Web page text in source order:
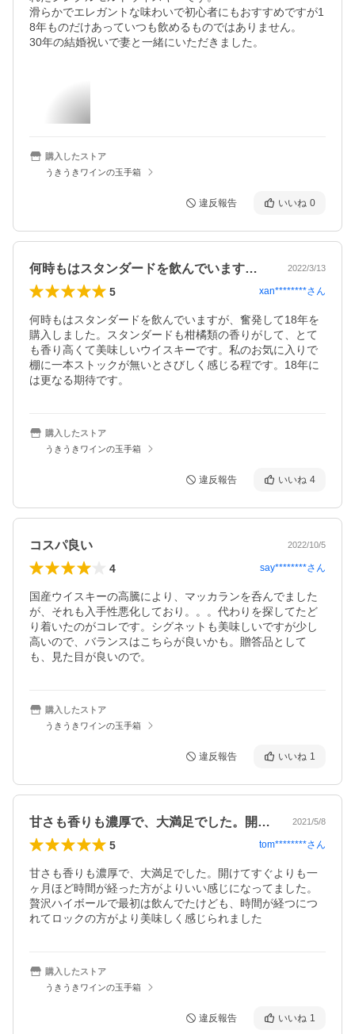
滑らかでエレガントな味わいで初心者にもおすすめですが1
8年ものだけあっていつも飲めるものではありません。
30年の結婚祝いで妻と一緒にいただきました。
購入したストア
うきうきワインの玉手箱
違反報告 いいね 0
何時もはスタンダードを飲んでいますが、… 2022/3/13
5 xan********さん
何時もはスタンダードを飲んでいますが、奮発して18年を
購入しました。スタンダードも柑橘類の香りがして、とて
も香り高くて美味しいウイスキーです。私のお気に入りで
棚に一本ストックが無いとさびしく感じる程です。18年に
は更なる期待です。
購入したストア
うきうきワインの玉手箱
違反報告 いいね 4
コスパ良い 2022/10/5
4 say********さん
国産ウイスキーの高騰により、マッカランを呑んでました
が、それも入手性悪化しており。。。代わりを探してたど
り着いたのがコレです。シグネットも美味しいですが少し
高いので、バランスはこちらが良いかも。贈答品として
も、見た目が良いので。
購入したストア
うきうきワインの玉手箱
違反報告 いいね 1
甘さも香りも濃厚で、大満足でした。開け… 2021/5/8
5 tom********さん
甘さも香りも濃厚で、大満足でした。開けてすぐよりも一
ヶ月ほど時間が経った方がよりいい感じになってました。
贅沢ハイボールで最初は飲んでたけども、時間が経つにつ
れてロックの方がより美味しく感じられました
購入したストア
うきうきワインの玉手箱
違反報告 いいね 1